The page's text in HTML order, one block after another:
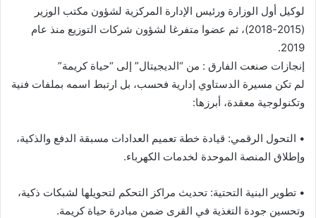
لوكيل أول الوزارة ورئيس الإدارة المركزية لشؤون مكتب الوزير
(2015-2018)، ثم عضوا متفرغا لشؤون شركات التوزيع منذ عام
2019.
​إنجازات صنعت الفارق : من “الديجيتال” إلى “حياة كريمة”
​لم تكن مسيرة الدستاوي إدارية فحسب، بل ارتبط اسمه بملفات فنية
وتكنولوجية معقدة، أبرزها:
• ​التحول الرقمي: قيادة خطة تعميم العدادات مسبقة الدفع والذكية،
وإطلاق المنصة الموحدة لخدمات الكهرباء.
• ​تطوير البنية التحتية: تحديث مراكز التحكم لتحويلها لشبكات ذكية،
وتحسين جودة التغذية في القرى ضمن مبادرة حياة كريمة.